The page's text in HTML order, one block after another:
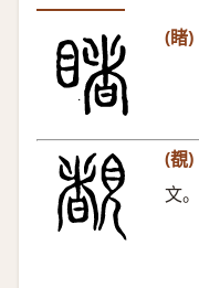
(睹)
(覩)
文。